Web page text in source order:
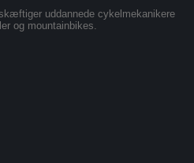
uddannede cykelmekanikere
og mountainbikes.